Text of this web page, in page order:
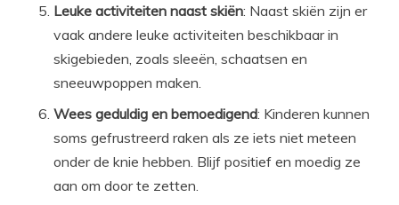
Leuke activiteiten naast skiën: Naast skiën zijn er
vaak andere leuke activiteiten beschikbaar in
skigebieden, zoals sleeën, schaatsen en
sneeuwpoppen maken.
Wees geduldig en bemoedigend: Kinderen kunnen
soms gefrustreerd raken als ze iets niet meteen
onder de knie hebben. Blijf positief en moedig ze
aan om door te zetten.